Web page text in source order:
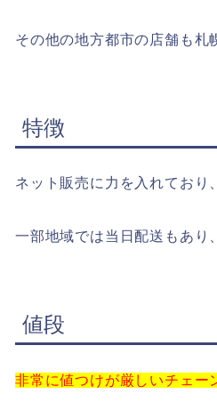
その他の地方都市の店舗も札
特徴
ネット販売に力を入れており
一部地域では当日配送もあり
値段
非常に値つけが厳しいチェー